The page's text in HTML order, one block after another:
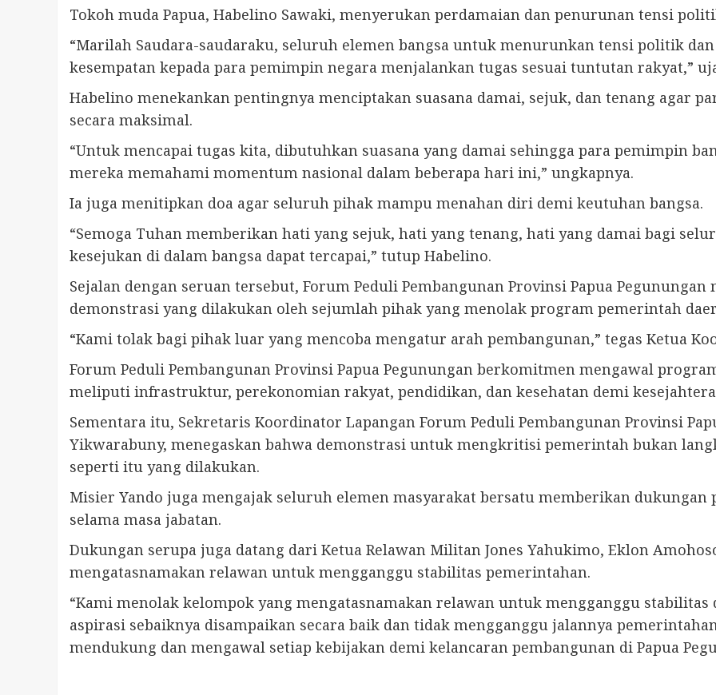
Tokoh muda Papua, Habelino Sawaki, menyerukan perdamaian dan penurunan tensi
“Marilah Saudara-saudaraku, seluruh elemen bangsa untuk menurunkan tensi politik
kesempatan kepada para pemimpin negara menjalankan tugas sesuai tuntutan rakyat,”
Habelino menekankan pentingnya menciptakan suasana damai, sejuk, dan tenang agar
secara maksimal.
“Untuk mencapai tugas kita, dibutuhkan suasana yang damai sehingga para pemimpin
mereka memahami momentum nasional dalam beberapa hari ini,” ungkapnya.
Ia juga menitipkan doa agar seluruh pihak mampu menahan diri demi keutuhan bangsa.
“Semoga Tuhan memberikan hati yang sejuk, hati yang tenang, hati yang damai bagi
kesejukan di dalam bangsa dapat tercapai,” tutup Habelino.
Sejalan dengan seruan tersebut, Forum Peduli Pembangunan Provinsi Papua
demonstrasi yang dilakukan oleh sejumlah pihak yang menolak program pemerintah
“Kami tolak bagi pihak luar yang mencoba mengatur arah pembangunan,” tegas Ketua
Forum Peduli Pembangunan Provinsi Papua Pegunungan berkomitmen mengawal
meliputi infrastruktur, perekonomian rakyat, pendidikan, dan kesehatan demi
Sementara itu, Sekretaris Koordinator Lapangan Forum Peduli Pembangunan Provinsi
Yikwarabuny, menegaskan bahwa demonstrasi untuk mengkritisi pemerintah bukan
seperti itu yang dilakukan.
Misier Yando juga mengajak seluruh elemen masyarakat bersatu memberikan
selama masa jabatan.
Dukungan serupa juga datang dari Ketua Relawan Militan Jones Yahukimo, Eklon
mengatasnamakan relawan untuk mengganggu stabilitas pemerintahan.
“Kami menolak kelompok yang mengatasnamakan relawan untuk mengganggu stabilitas
aspirasi sebaiknya disampaikan secara baik dan tidak mengganggu jalannya
mendukung dan mengawal setiap kebijakan demi kelancaran pembangunan di Papua